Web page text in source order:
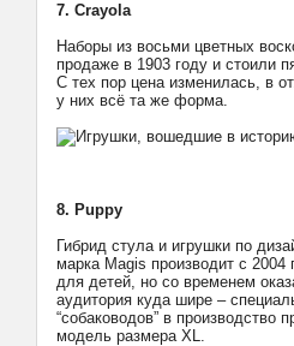
7. Crayola
Наборы из восьми цветных
продаже в 1903 году и стоили
С тех пор цена изменилась, в
у них всё та же форма.
8. Puppy
Гибрид стула и игрушки по
марка Magis производит с
для детей, но со временем
аудитория куда шире –
“собаководов” в производство
модель размера XL.